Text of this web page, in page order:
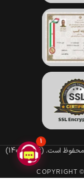
محفوظ است. (1396–1405)
COPYRIGHT
1